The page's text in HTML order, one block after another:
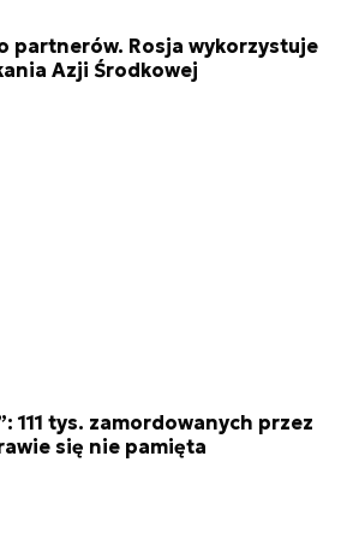
partnerów. Rosja wykorzystuje
Azji Środkowej
111 tys. zamordowanych przez
się nie pamięta